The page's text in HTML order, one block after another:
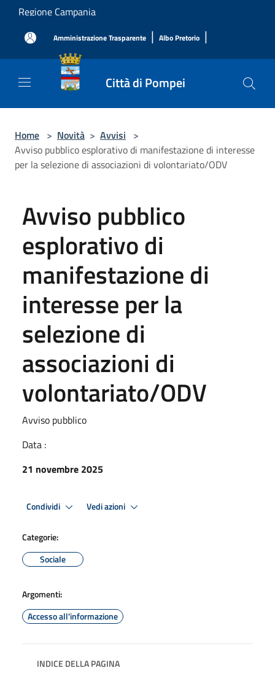
Salta al contenuto principale
Regione Campania
Amministrazione Trasparente | Albo Pretorio |
Città di Pompei
Home > Novità > Avvisi >
Avviso pubblico esplorativo di manifestazione di interesse
per la selezione di associazioni di volontariato/ODV
Avviso pubblico
esplorativo di
manifestazione di
interesse per la
selezione di
associazioni di
volontariato/ODV
Avviso pubblico
Data :
21 novembre 2025
Condividi Vedi azioni
Categorie:
Sociale
Argomenti:
Accesso all'informazione
INDICE DELLA PAGINA